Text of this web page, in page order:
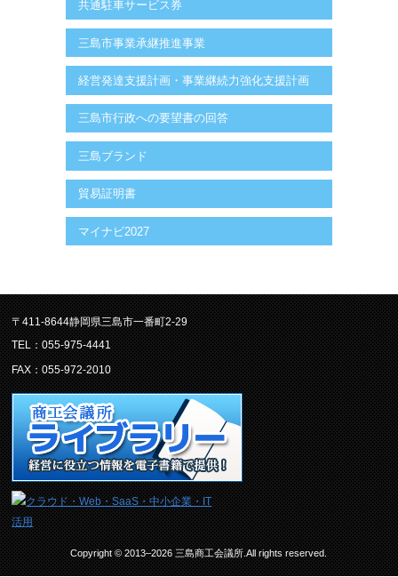
共通駐車サービス券
三島市事業承継推進事業
経営発達支援計画・事業継続力強化支援計画
三島市行政への要望書の回答
三島ブランド
貿易証明書
マイナビ2027
〒411-8644静岡県三島市一番町2-29
TEL：055-975-4441
FAX：055-972-2010
Copyright © 2013–2026 三島商工会議所.All rights reserved.